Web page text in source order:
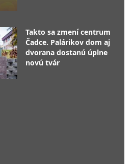
Takto sa zmení centrum
Čadce. Palárikov dom aj
dvorana dostanú úplne
novú tvár